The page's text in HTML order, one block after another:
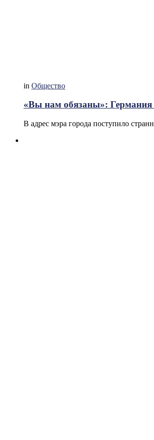
in Общество
«Вы нам обязаны»: Германия
В адрес мэра города поступило